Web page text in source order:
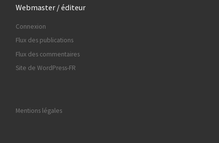
Webmaster / éditeur
Connexion
Flux des publications
Flux des commentaires
Site de WordPress-FR
Mentions légales